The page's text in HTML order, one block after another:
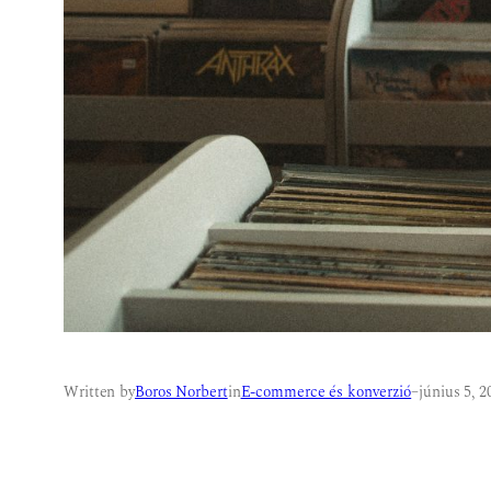
Written byBoros NorbertinE-commerce és konverzió–június 5,